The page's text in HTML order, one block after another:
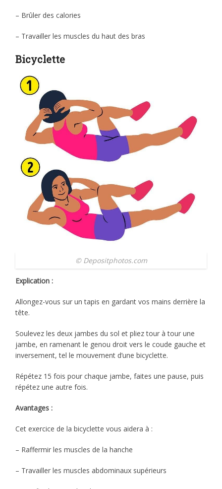
– Brûler des calories
– Travailler les muscles du haut des bras
Bicyclette
© Depositphotos.com
Explication :
Allongez-vous sur un tapis en gardant vos mains derrière la
tête.
Soulevez les deux jambes du sol et pliez tour à tour une
jambe, en ramenant le genou droit vers le coude gauche et
inversement, tel le mouvement d’une bicyclette.
Répétez 15 fois pour chaque jambe, faites une pause, puis
répétez une autre fois.
Avantages :
Cet exercice de la bicyclette vous aidera à :
– Raffermir les muscles de la hanche
– Travailler les muscles abdominaux supérieurs